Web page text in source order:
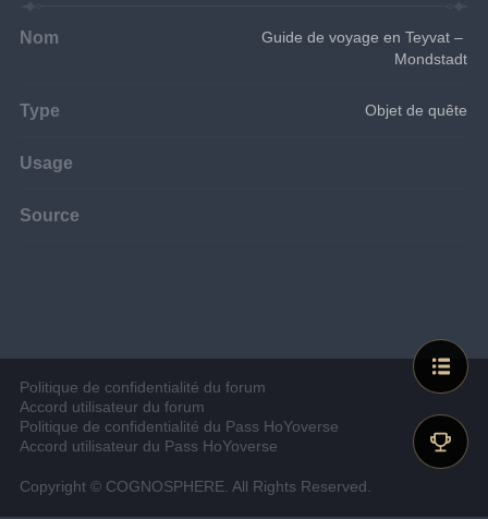
Nom
Guide de voyage en Teyvat –
Mondstadt
Type Objet de quête
Usage
Source
Politique de confidentialité du forum
Accord utilisateur du forum
Politique de confidentialité du Pass HoYoverse
Accord utilisateur du Pass HoYoverse
Copyright © COGNOSPHERE. All Rights Reserved.